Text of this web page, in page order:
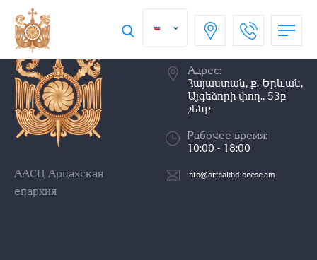
ААСЦ Арцахская
епархия
+374 (10) 51-72-87
Адрес:
Հայաստան, ք. Երևան,
Այգեձորի փող., 53բ
շենք
Рабочее время:
10:00 - 18:00
info@artsakhdiocese.am